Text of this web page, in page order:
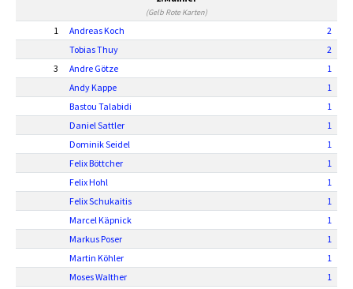
(Gelb Rote Karten)
1 Andreas Koch
2
Tobias Thuy
2
3
Andre Götze
1
Andy Kappe
1
Bastou Talabidi
1
Daniel Sattler
1
Dominik Seidel
1
Felix Böttcher
1
Felix Hohl
1
Felix Schukaitis
1
Marcel Käpnick
1
Markus Poser
1
Martin Köhler
1
Moses Walther
1